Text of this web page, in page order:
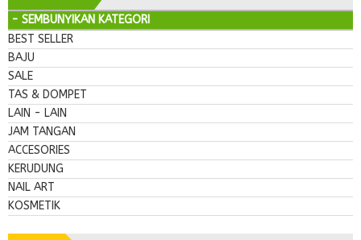
- SEMBUNYIKAN KATEGORI
BEST SELLER
BAJU
SALE
TAS & DOMPET
LAIN - LAIN
JAM TANGAN
ACCESORIES
KERUDUNG
NAIL ART
KOSMETIK